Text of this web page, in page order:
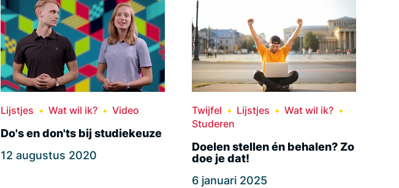
Lijstjes Wat wil ik? Video
Do's en don'ts bij studiekeuze
12 augustus 2020
Twijfel Lijstjes
Wat wil ik?
Studeren
Doelen stellen én behalen? Zo
doe je dat!
6 januari 2025